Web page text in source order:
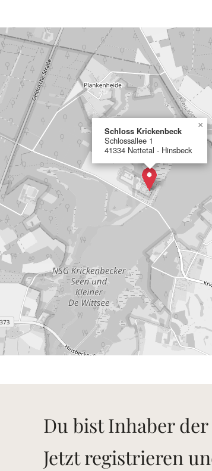
Schloss Krickenbeck
Schlossallee 1
41334 Nettetal - Hinsbeck
×
Du bist Inhaber
Jetzt registrieren